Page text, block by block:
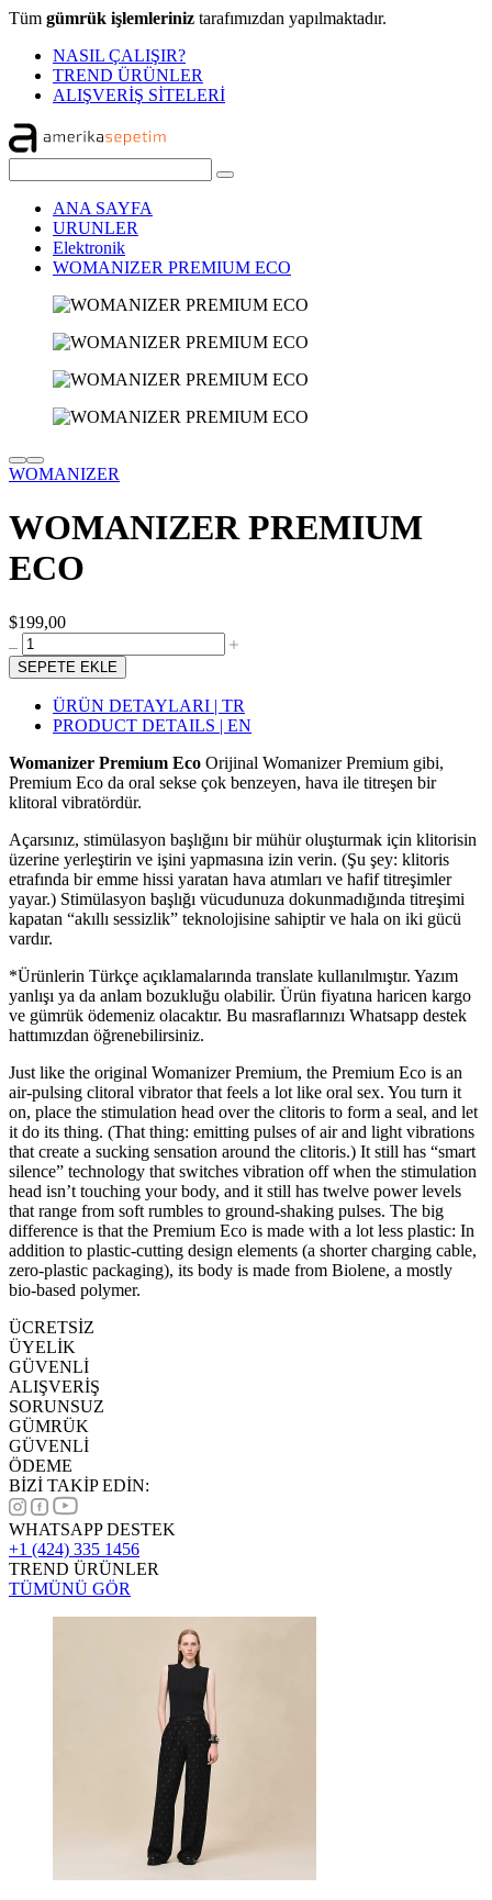
Tüm gümrük işlemleriniz tarafımızdan yapılmaktadır.
NASIL ÇALIŞIR?
TREND ÜRÜNLER
ALIŞVERİŞ SİTELERİ
ANA SAYFA
URUNLER
Elektronik
WOMANIZER PREMIUM ECO
WOMANIZER
WOMANIZER PREMIUM
ECO
$199,00
SEPETE EKLE
ÜRÜN DETAYLARI | TR
PRODUCT DETAILS | EN
Womanizer Premium Eco Orijinal Womanizer Premium gibi,
Premium Eco da oral sekse çok benzeyen, hava ile titreşen bir
klitoral vibratördür.
Açarsınız, stimülasyon başlığını bir mühür oluşturmak için klitorisin
üzerine yerleştirin ve işini yapmasına izin verin. (Şu şey: klitoris
etrafında bir emme hissi yaratan hava atımları ve hafif titreşimler
yayar.) Stimülasyon başlığı vücudunuza dokunmadığında titreşimi
kapatan “akıllı sessizlik” teknolojisine sahiptir ve hala on iki gücü
vardır.
*Ürünlerin Türkçe açıklamalarında translate kullanılmıştır. Yazım
yanlışı ya da anlam bozukluğu olabilir. Ürün fiyatına haricen kargo
ve gümrük ödemeniz olacaktır. Bu masraflarınızı Whatsapp destek
hattımızdan öğrenebilirsiniz.
Just like the original Womanizer Premium, the Premium Eco is an
air-pulsing clitoral vibrator that feels a lot like oral sex. You turn it
on, place the stimulation head over the clitoris to form a seal, and let
it do its thing. (That thing: emitting pulses of air and light vibrations
that create a sucking sensation around the clitoris.) It still has “smart
silence” technology that switches vibration off when the stimulation
head isn’t touching your body, and it still has twelve power levels
that range from soft rumbles to ground-shaking pulses. The big
difference is that the Premium Eco is made with a lot less plastic: In
addition to plastic-cutting design elements (a shorter charging cable,
zero-plastic packaging), its body is made from Biolene, a mostly
bio-based polymer.
ÜCRETSİZ
ÜYELİK
GÜVENLİ
ALIŞVERİŞ
SORUNSUZ
GÜMRÜK
GÜVENLİ
ÖDEME
BİZİ TAKİP EDİN:
WHATSAPP DESTEK
+1 (424) 335 1456
TREND ÜRÜNLER
TÜMÜNÜ GÖR